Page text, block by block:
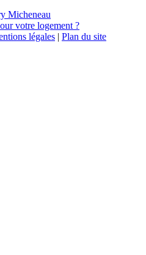
Micheneau
votre logement ?
légales | Plan du site